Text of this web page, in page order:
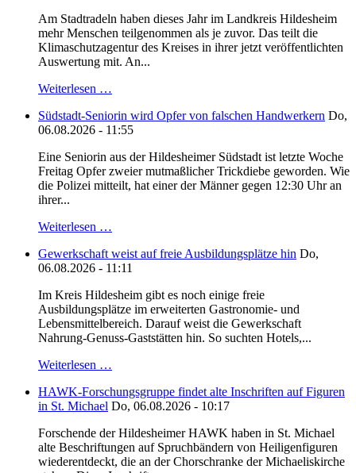
Am Stadtradeln haben dieses Jahr im Landkreis Hildesheim
mehr Menschen teilgenommen als je zuvor. Das teilt die
Klimaschutzagentur des Kreises in ihrer jetzt veröffentlichten
Auswertung mit. An...
Weiterlesen …
Südstadt-Seniorin wird Opfer von falschen Handwerkern Do,
06.08.2026 - 11:55
Eine Seniorin aus der Hildesheimer Südstadt ist letzte Woche
Freitag Opfer zweier mutmaßlicher Trickdiebe geworden. Wie
die Polizei mitteilt, hat einer der Männer gegen 12:30 Uhr an
ihrer...
Weiterlesen …
Gewerkschaft weist auf freie Ausbildungsplätze hin Do,
06.08.2026 - 11:11
Im Kreis Hildesheim gibt es noch einige freie
Ausbildungsplätze im erweiterten Gastronomie- und
Lebensmittelbereich. Darauf weist die Gewerkschaft
Nahrung-Genuss-Gaststätten hin. So suchten Hotels,...
Weiterlesen …
HAWK-Forschungsgruppe findet alte Inschriften auf Figuren
in St. Michael Do, 06.08.2026 - 10:17
Forschende der Hildesheimer HAWK haben in St. Michael
alte Beschriftungen auf Spruchbändern von Heiligenfiguren
wiederentdeckt, die an der Chorschranke der Michaeliskirche